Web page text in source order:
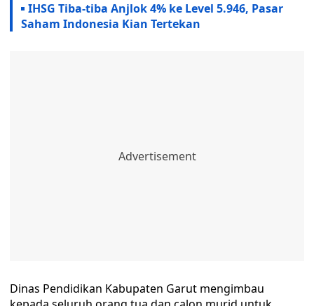
IHSG Tiba-tiba Anjlok 4% ke Level 5.946, Pasar
Saham Indonesia Kian Tertekan
Dinas Pendidikan Kabupaten Garut mengimbau